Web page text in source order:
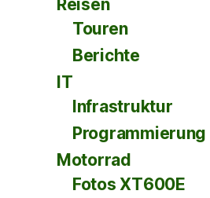
Reisen
Touren
Berichte
IT
Infrastruktur
Programmierung
Motorrad
Fotos XT600E